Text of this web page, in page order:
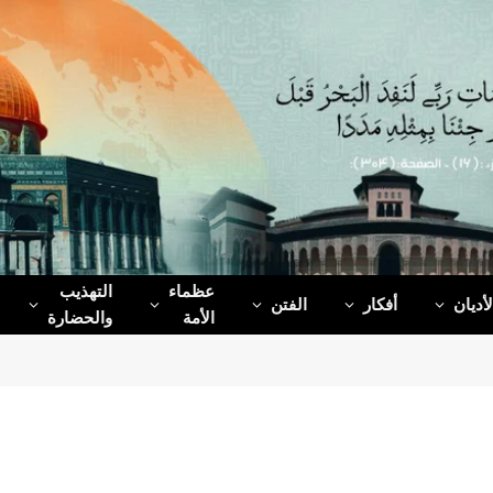
أفكار الفتن
عظماء‌
الأمة
التهذيب
والحضارة